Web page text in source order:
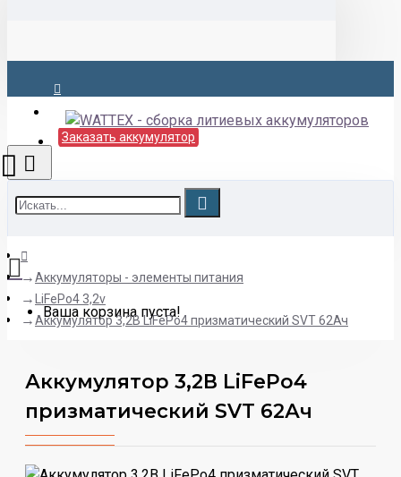
Вход
Заказать аккумулятор
Ваша корзина пуста!
Аккумуляторы - элементы питания
LiFePo4 3,2v
Аккумулятор 3,2В LiFePo4 призматический SVT 62Ач
Аккумулятор 3,2В LiFePo4
призматический SVT 62Ач